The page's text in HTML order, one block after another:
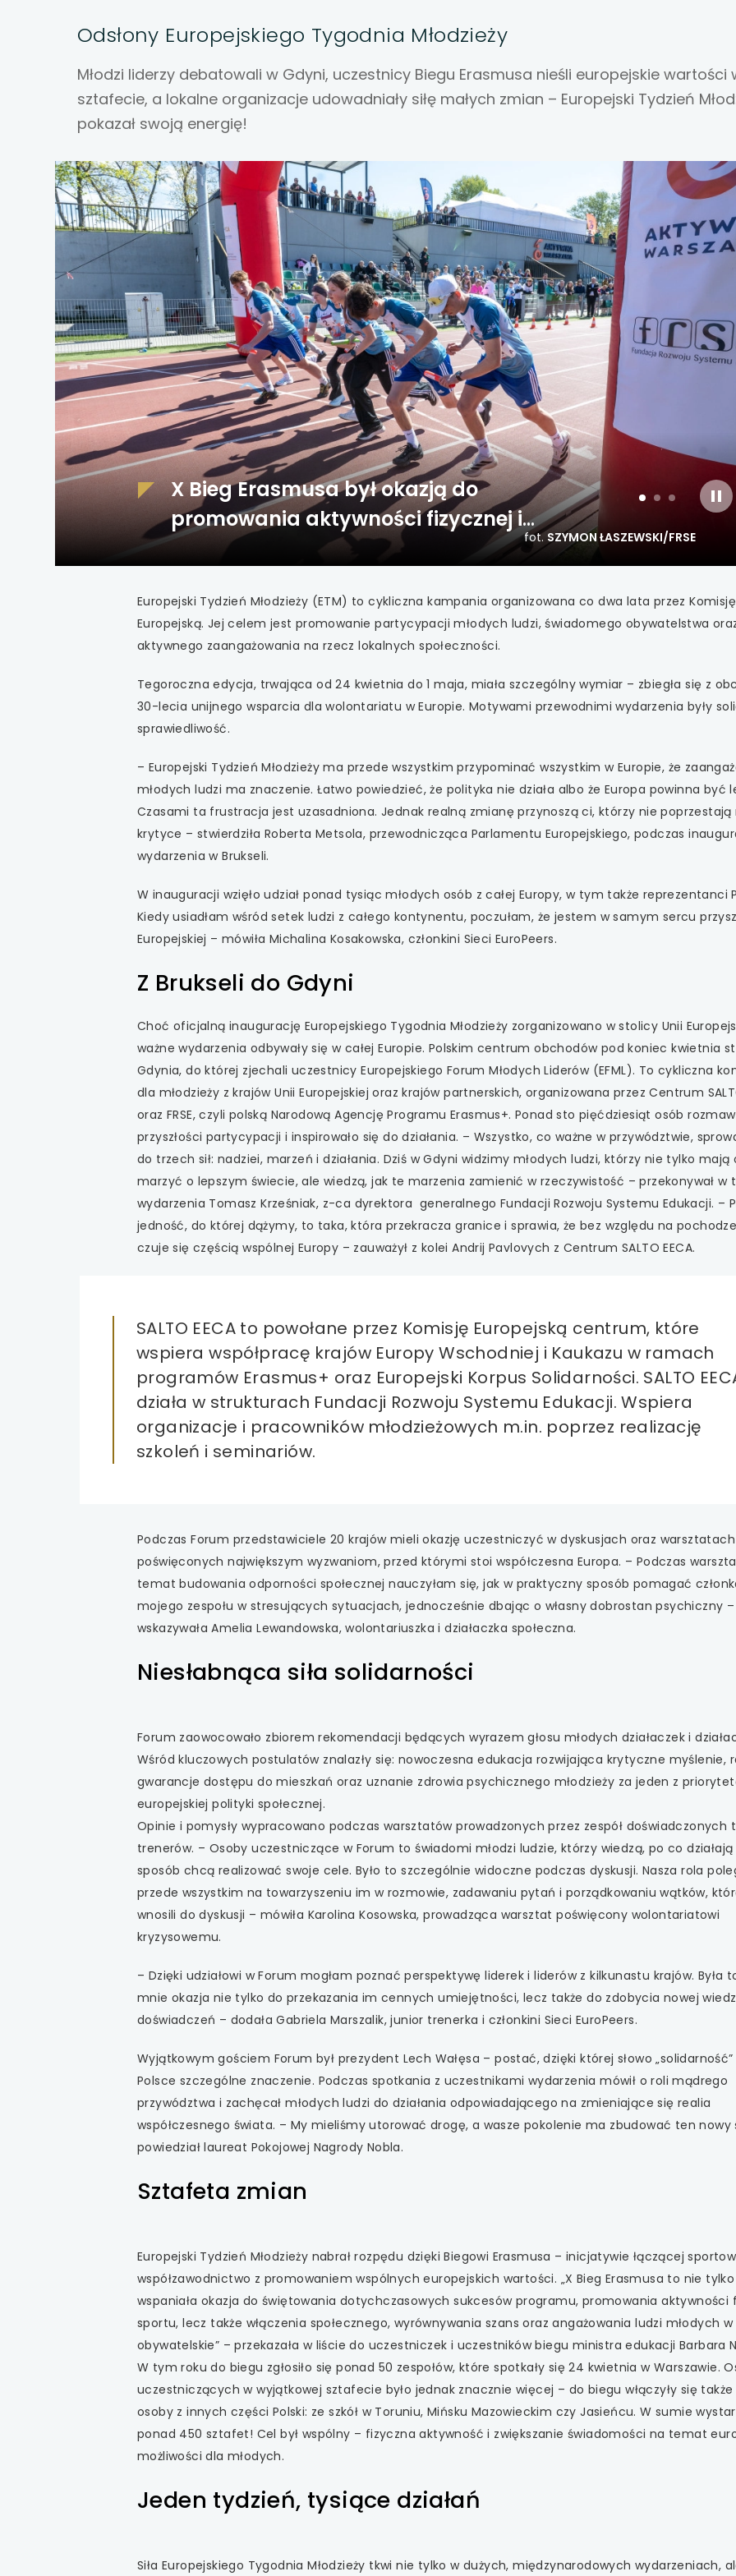
uwaga, link otwiera się w nowej karcie
uwaga, link otwiera się w nowej karcie
uwaga, link otwiera się w nowej karcie
uwaga, link otwiera się w nowej karcie
uwaga, link otwiera się w nowej karcie
uwaga, link otwiera się w nowej karcie
uwaga, link otwiera się w nowej karcie
uwaga, link otwiera się w nowej karcie
uwaga, link otwiera się w nowej karcie
uwaga, link otwiera się w nowej karcie
uwaga, link otwiera się w nowej karcie
uwaga, link otwiera się w nowej karcie
uwaga, link otwiera się w nowej karcie
uwaga, link otwiera się w nowej karcie
uwaga, link otwiera się w nowej karcie
uwaga, link otwiera się w nowej karcie
Odsłony Europejskiego Tygodnia Młodzieży
Młodzi liderzy debatowali w Gdyni, uczestnicy Biegu Erasmusa nieśli europejskie wartości
sztafecie, a lokalne organizacje udowadniały siłę małych zmian – Europejski Tydzień
pokazał swoją energię!
X Bieg Erasmusa był okazją do
promowania aktywności fizycznej i
postaw obywatelskich
fot.SZYMON ŁASZEWSKI/FRSE
slajdslajdslajd
Europejski Tydzień Młodzieży (ETM) to cykliczna kampania organizowana co dwa lata przez Komisję
Europejską. Jej celem jest promowanie partycypacji młodych ludzi, świadomego obywatelstwa
aktywnego zaangażowania na rzecz lokalnych społeczności.
Tegoroczna edycja, trwająca od 24 kwietnia do 1 maja, miała szczególny wymiar – zbiegła się z
30-lecia unijnego wsparcia dla wolontariatu w Europie. Motywami przewodnimi wydarzenia były
sprawiedliwość.
– Europejski Tydzień Młodzieży ma przede wszystkim przypominać wszystkim w Europie, że
młodych ludzi ma znaczenie. Łatwo powiedzieć, że polityka nie działa albo że Europa powinna być
Czasami ta frustracja jest uzasadniona. Jednak realną zmianę przynoszą ci, którzy nie poprzestają
krytyce – stwierdziła Roberta Metsola, przewodnicząca Parlamentu Europejskiego, podczas
wydarzenia w Brukseli.
W inauguracji wzięło udział ponad tysiąc młodych osób z całej Europy, w tym także reprezentanci
Kiedy usiadłam wśród setek ludzi z całego kontynentu, poczułam, że jestem w samym sercu
Europejskiej – mówiła Michalina Kosakowska, członkini Sieci EuroPeers.
Z Brukseli do Gdyni
Choć oficjalną inaugurację Europejskiego Tygodnia Młodzieży zorganizowano w stolicy Unii
ważne wydarzenia odbywały się w całej Europie. Polskim centrum obchodów pod koniec kwietnia
Gdynia, do której zjechali uczestnicy Europejskiego Forum Młodych Liderów (EFML). To cykliczna
dla młodzieży z krajów Unii Europejskiej oraz krajów partnerskich, organizowana przez Centrum
oraz FRSE, czyli polską Narodową Agencję Programu Erasmus+. Ponad sto pięćdziesiąt osób
przyszłości partycypacji i inspirowało się do działania. – Wszystko, co ważne w przywództwie,
do trzech sił: nadziei, marzeń i działania. Dziś w Gdyni widzimy młodych ludzi, którzy nie tylko mają
marzyć o lepszym świecie, ale wiedzą, jak te marzenia zamienić w rzeczywistość – przekonywał w
wydarzenia Tomasz Krześniak, z-ca dyrektora generalnego Fundacji Rozwoju Systemu Edukacji. –
jedność, do której dążymy, to taka, która przekracza granice i sprawia, że bez względu na
czuje się częścią wspólnej Europy – zauważył z kolei Andrij Pavlovych z Centrum SALTO EECA.
SALTO EECA to powołane przez Komisję Europejską centrum, które
wspiera współpracę krajów Europy Wschodniej i Kaukazu w ramach
programów Erasmus+ oraz Europejski Korpus Solidarności. SALTO
działa w strukturach Fundacji Rozwoju Systemu Edukacji. Wspiera
organizacje i pracowników młodzieżowych m.in. poprzez realizację
szkoleń i seminariów.
Podczas Forum przedstawiciele 20 krajów mieli okazję uczestniczyć w dyskusjach oraz warsztatach
poświęconych największym wyzwaniom, przed którymi stoi współczesna Europa. – Podczas
temat budowania odporności społecznej nauczyłam się, jak w praktyczny sposób pomagać
mojego zespołu w stresujących sytuacjach, jednocześnie dbając o własny dobrostan psychiczny –
wskazywała Amelia Lewandowska, wolontariuszka i działaczka społeczna.
Niesłabnąca siła solidarności
Forum zaowocowało zbiorem rekomendacji będących wyrazem głosu młodych działaczek i
Wśród kluczowych postulatów znalazły się: nowoczesna edukacja rozwijająca krytyczne myślenie,
gwarancje dostępu do mieszkań oraz uznanie zdrowia psychicznego młodzieży za jeden z
europejskiej polityki społecznej.
Opinie i pomysły wypracowano podczas warsztatów prowadzonych przez zespół doświadczonych
trenerów. – Osoby uczestniczące w Forum to świadomi młodzi ludzie, którzy wiedzą, po co działają
sposób chcą realizować swoje cele. Było to szczególnie widoczne podczas dyskusji. Nasza rola
przede wszystkim na towarzyszeniu im w rozmowie, zadawaniu pytań i porządkowaniu wątków,
wnosili do dyskusji – mówiła Karolina Kosowska, prowadząca warsztat poświęcony wolontariatowi
kryzysowemu.
– Dzięki udziałowi w Forum mogłam poznać perspektywę liderek i liderów z kilkunastu krajów. Była
mnie okazja nie tylko do przekazania im cennych umiejętności, lecz także do zdobycia nowej
doświadczeń – dodała Gabriela Marszalik, junior trenerka i członkini Sieci EuroPeers.
Wyjątkowym gościem Forum był prezydent Lech Wałęsa – postać, dzięki której słowo
Polsce szczególne znaczenie. Podczas spotkania z uczestnikami wydarzenia mówił o roli mądrego
przywództwa i zachęcał młodych ludzi do działania odpowiadającego na zmieniające się realia
współczesnego świata. – My mieliśmy utorować drogę, a wasze pokolenie ma zbudować ten nowy
powiedział laureat Pokojowej Nagrody Nobla.
Sztafeta zmian
Europejski Tydzień Młodzieży nabrał rozpędu dzięki Biegowi Erasmusa – inicjatywie łączącej
współzawodnictwo z promowaniem wspólnych europejskich wartości. „X Bieg Erasmusa to nie tylko
wspaniała okazja do świętowania dotychczasowych sukcesów programu, promowania aktywności
sportu, lecz także włączenia społecznego, wyrównywania szans oraz angażowania ludzi młodych w
obywatelskie” – przekazała w liście do uczestniczek i uczestników biegu ministra edukacji Barbara
W tym roku do biegu zgłosiło się ponad 50 zespołów, które spotkały się 24 kwietnia w Warszawie.
uczestniczących w wyjątkowej sztafecie było jednak znacznie więcej – do biegu włączyły się także
osoby z innych części Polski: ze szkół w Toruniu, Mińsku Mazowieckim czy Jasieńcu. W sumie
ponad 450 sztafet! Cel był wspólny – fizyczna aktywność i zwiększanie świadomości na temat
możliwości dla młodych.
Jeden tydzień, tysiące działań
Siła Europejskiego Tygodnia Młodzieży tkwi nie tylko w dużych, międzynarodowych wydarzeniach,